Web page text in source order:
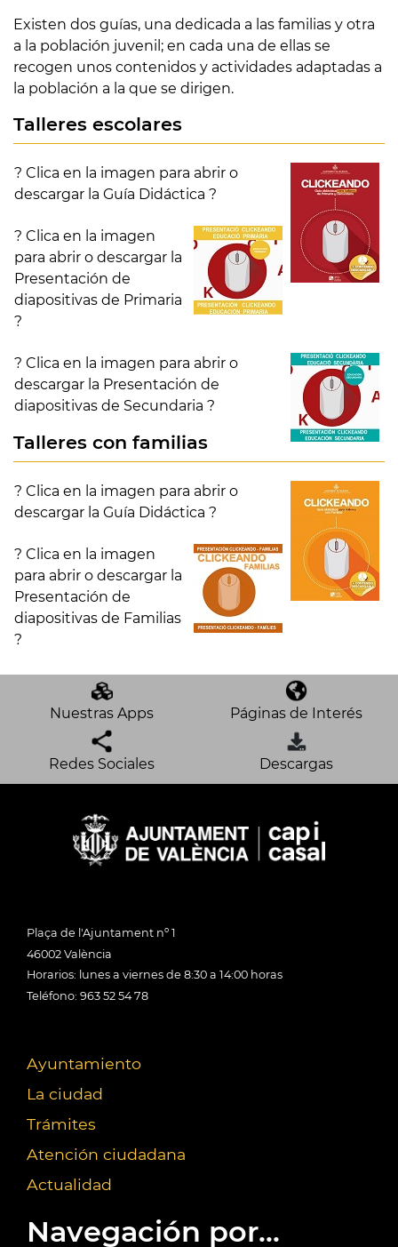
Existen dos guías, una dedicada a las familias y otra
a la población juvenil; en cada una de ellas se
recogen unos contenidos y actividades adaptadas a
la población a la que se dirigen.
Talleres escolares
? Clica en la imagen para abrir o
descargar la Guía Didáctica ?
? Clica en la imagen
para abrir o descargar la
Presentación de
diapositivas de Primaria
?
? Clica en la imagen para abrir o
descargar la Presentación de
diapositivas de Secundaria ?
Talleres con familias
? Clica en la imagen para abrir o
descargar la Guía Didáctica ?
? Clica en la imagen
para abrir o descargar la
Presentación de
diapositivas de Familias
?
Nuestras Apps Páginas de Interés
Redes Sociales Descargas
Plaça de l'Ajuntament nº 1
46002 València
Horarios: lunes a viernes de 8:30 a 14:00 horas
Teléfono: 963 52 54 78
Ayuntamiento
La ciudad
Trámites
Atención ciudadana
Actualidad
Navegación por...